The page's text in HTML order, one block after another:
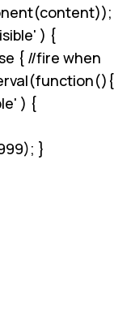
) {
{ //fire when
) {
}